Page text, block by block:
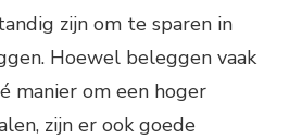
zijn om te sparen in
Hoewel beleggen vaak
manier om een hoger
zijn er ook goede